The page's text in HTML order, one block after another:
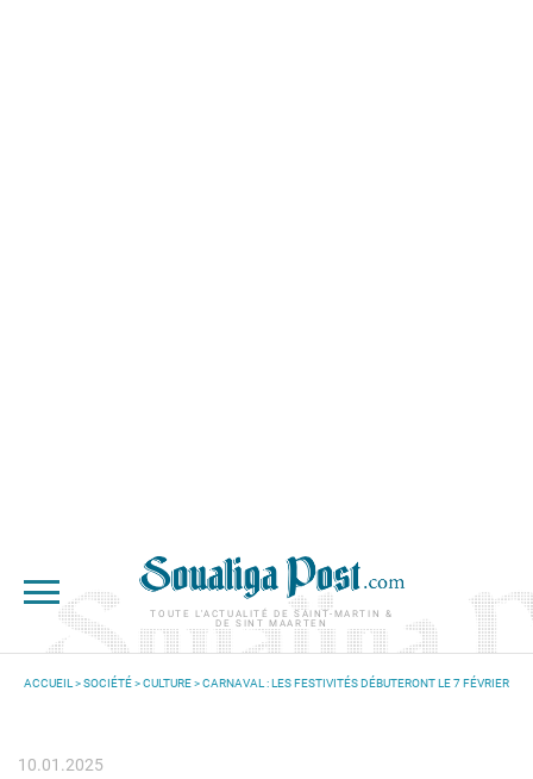
TOUTE L'ACTUALITÉ DE SAINT-MARTIN &
DE SINT MAARTEN
ACCUEIL >SOCIÉTÉ>CULTURE> CARNAVAL : LES FESTIVITÉS DÉBUTERONT LE 7 FÉVRIER
10.01.2025